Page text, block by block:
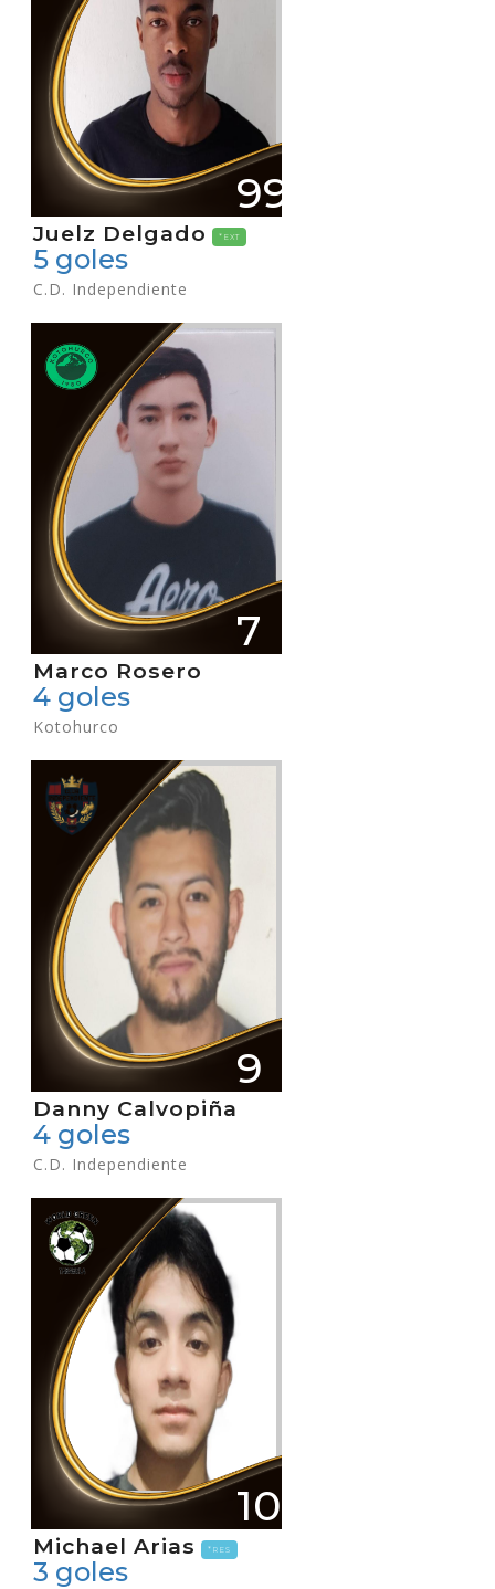
99
Juelz Delgado *EXT
5 goles
C.D. Independiente
7
Marco Rosero
4 goles
Kotohurco
9
Danny Calvopiña
4 goles
C.D. Independiente
10
Michael Arias *RES
3 goles